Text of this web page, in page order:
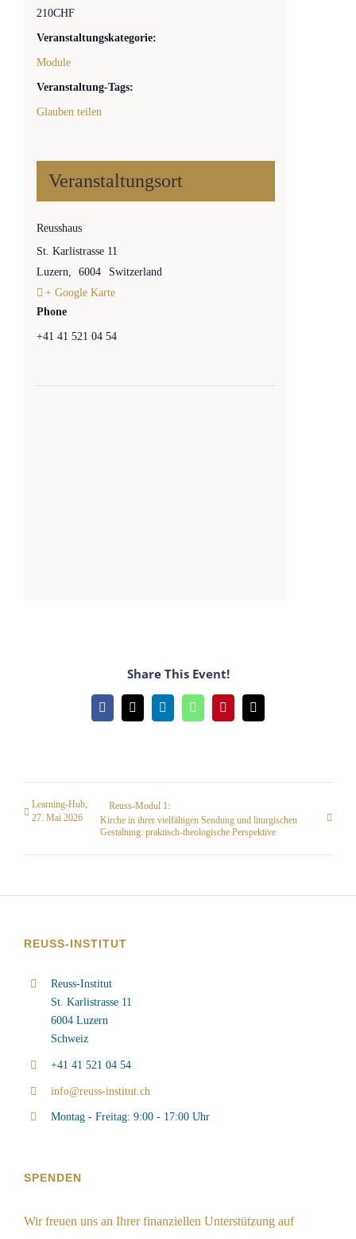
210CHF
Veranstaltungskategorie:
Module
Veranstaltung-Tags:
Glauben teilen
Veranstaltungsort
Reusshaus
St. Karlistrasse 11
Luzern
6004
Switzerland
+ Google Karte
Phone
+41 41 521 04 54
Share This Event!
Facebook
X LinkedInWhatsAppPinterestEmail
Learning-Hub,
27. Mai 2026
Reuss-Modul 1:
Kirche in ihrer vielfältigen Sendung und liturgischen
Gestaltung: praktisch-theologische Perspektive
REUSS-INSTITUT
Reuss-Institut
St. Karlistrasse 11
6004 Luzern
Schweiz
+41 41 521 04 54
info@reuss-institut.ch
Montag - Freitag: 9:00 - 17:00 Uhr
SPENDEN
Wir freuen uns an Ihrer finanziellen Unterstützung auf